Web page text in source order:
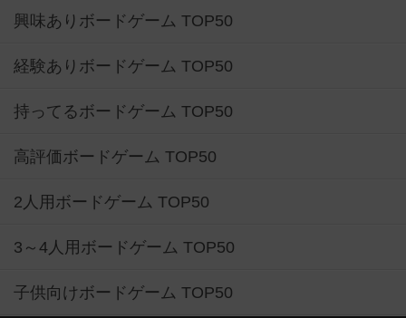
興味ありボードゲーム TOP50
経験ありボードゲーム TOP50
持ってるボードゲーム TOP50
高評価ボードゲーム TOP50
2人用ボードゲーム TOP50
3～4人用ボードゲーム TOP50
子供向けボードゲーム TOP50